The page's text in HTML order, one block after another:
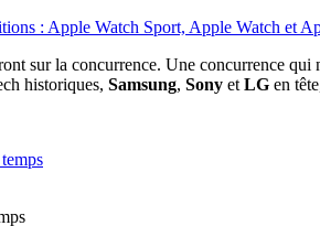
sur la concurrence. Une concurrence qui
historiques, Samsung, Sony et LG en